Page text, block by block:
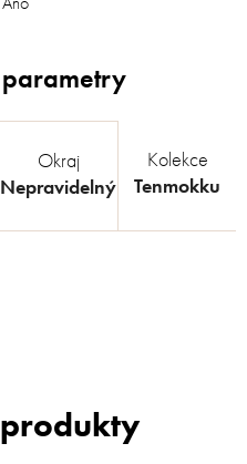
Okraj
Nepravidelný
Kolekce
Tenmokku